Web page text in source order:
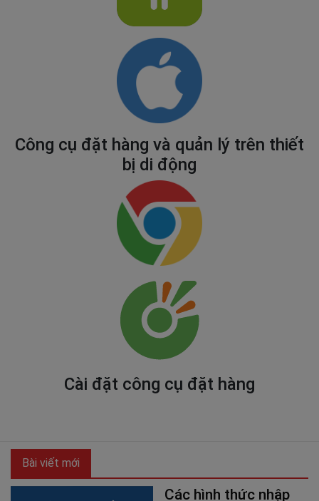
Công cụ đặt hàng và quản lý trên thiết
bị di động
Cài đặt công cụ đặt hàng
Bài viết mới
Các hình thức nhập